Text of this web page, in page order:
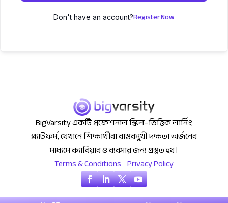
Don't have an account?Register Now
BigVarsity একটি প্রফেশনাল স্কিল–ভিত্তিক লার্নিং
প্ল্যাটফর্ম, যেখানে শিক্ষার্থীরা বাস্তবমুখী দক্ষতা অর্জনের
মাধ্যমে ক্যারিয়ার ও ব্যবসার জন্য প্রস্তুত হয়।
Terms & Conditions Privacy Policy